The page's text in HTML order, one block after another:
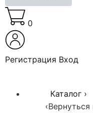
0
Регистрация Вход
Каталог ›
‹Вернуться